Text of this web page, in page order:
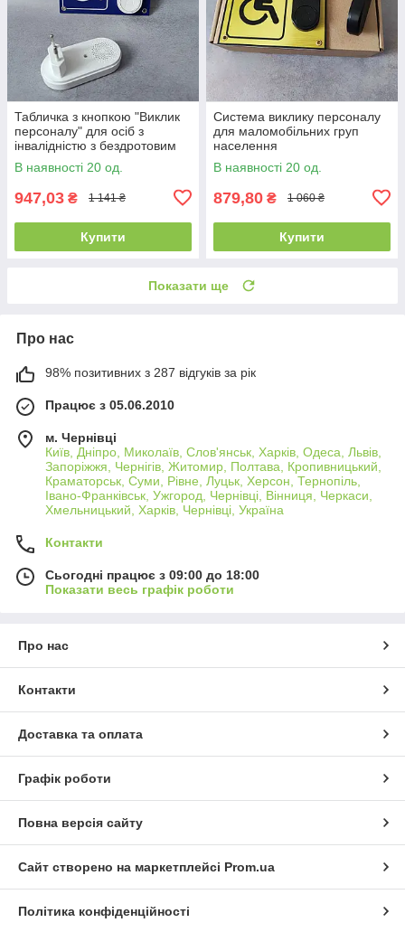
Табличка з кнопкою "Виклик
персоналу" для осіб з
інвалідністю з бездротовим
дзвінком Синя з білою
кнопкою
В наявності 20 од.
947,03 ₴ 1 141 ₴
Купити
Система виклику персоналу
для маломобільних груп
населення
В наявності 20 од.
879,80 ₴ 1 060 ₴
Купити
Показати ще
Про нас
98% позитивних з 287 відгуків за рік
Працює з 05.06.2010
м. Чернівці
Київ, Дніпро, Миколаїв, Слов'янськ, Харків, Одеса, Львів,
Запоріжжя, Чернігів, Житомир, Полтава, Кропивницький,
Краматорськ, Суми, Рівне, Луцьк, Херсон, Тернопіль,
Івано-Франківськ, Ужгород, Чернівці, Вінниця, Черкаси,
Хмельницький, Харків, Чернівці, Україна
Контакти
Сьогодні працює з 09:00 до 18:00
Показати весь графік роботи
Про нас
Контакти
Доставка та оплата
Графік роботи
Повна версія сайту
Сайт створено на маркетплейсі Prom.ua
Політика конфіденційності